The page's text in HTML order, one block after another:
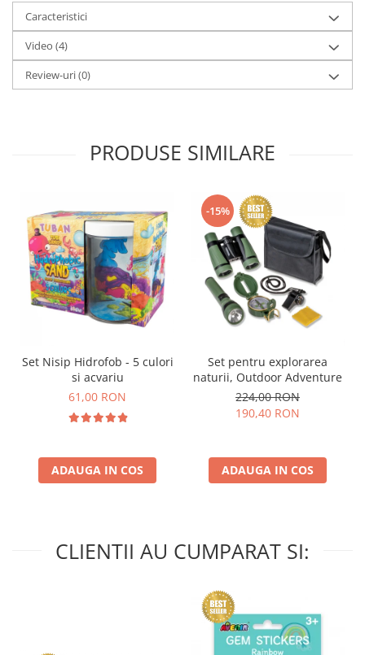
Caracteristici
Video (4)
Review-uri(0)
PRODUSE SIMILARE
Set Nisip Hidrofob - 5 culori
si acvariu
61,00 RON
ADAUGA IN COS
-15%
Set pentru explorarea
naturii, Outdoor Adventure
224,00 RON
190,40 RON
ADAUGA IN COS
CLIENTII AU CUMPARAT SI: